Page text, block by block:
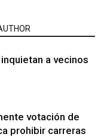
a vecinos
votación de
prohibir carreras